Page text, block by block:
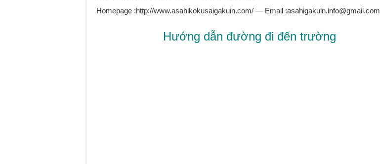
Homepage :http://www.asahikokusaigakuin.com/ — Email :asahigakuin.info@gmail.com
Hướng dẫn đường đi đến trường